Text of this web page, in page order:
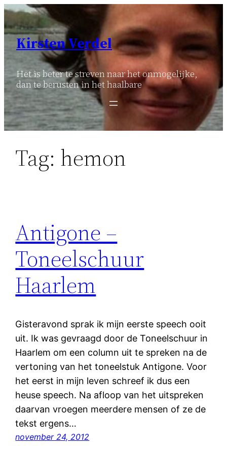
Ga
naar
inhoud
Kirsten Verdel
Het is beter te streven naar het onmogelijke,
dan te berusten in het haalbare
Tag: hemon
Antigone –
Toneelschuur
Haarlem
Gisteravond sprak ik mijn eerste speech ooit
uit. Ik was gevraagd door de Toneelschuur in
Haarlem om een column uit te spreken na de
vertoning van het toneelstuk Antigone. Voor
het eerst in mijn leven schreef ik dus een
heuse speech. Na afloop van het uitspreken
daarvan vroegen meerdere mensen of ze de
tekst ergens…
november 24, 2012